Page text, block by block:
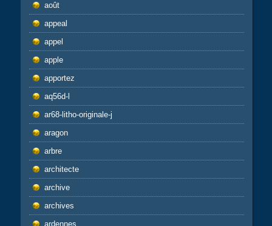
août
appeal
appel
apple
apportez
aq56d-l
ar68-litho-originale-j
aragon
arbre
architecte
archive
archives
ardennes